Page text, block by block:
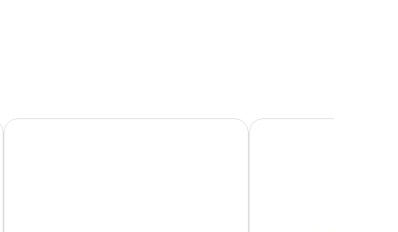
Holiday Inn Golden Gateway by IHG Hotel Riu Plaza